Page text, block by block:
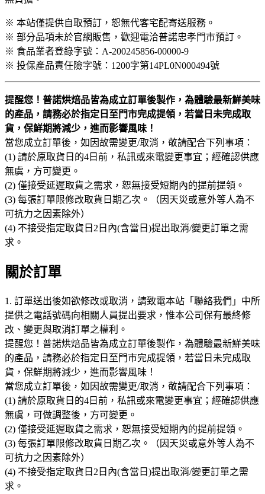
※ 本站僅提供自取預訂，恕無代客宅配寄送服務。
※ 部分品項未於官網販售，歡迎電洽普諾忠孝門市預訂。
※ 食品業者登錄字號：A-200245856-00000-9
※ 投保產品責任險字號：1200字第14PL0N000494號
提醒您！普諾烘焙品皆為成立訂單後製作，為體驗最新鮮美味
的產品，請務必於指定日至門市完成提領，若當日未完成取
貨，保鮮期將減少，進而影響風味！
當您成立訂單後，如因故需變更/取消，敬請配合下列事項：
(1) 請於原取貨日的4日前，私訊或來電變更事宜；經確認供應
無虞，方可變更。
(2) 僅接受延遲取貨之需求，恕無接受短期內的提前提領。
(3) 每張訂單限修改取貨日期乙次。（因天災或意外等人為不
可抗力之因素除外）
(4) 不接受指定取貨日2日內(含當日)提出取消/變更訂單之需
求。
關於訂單
1. 訂單送出後如欲修改或取消，請致電本站「聯絡我們」中所
提供之電話號碼向相關人員提出要求，惟本公司保有最終修
改、變更與取消訂單之權利。
提醒您！普諾烘焙品皆為成立訂單後製作，為體驗最新鮮美味
的產品，請務必於指定日至門市完成提領，若當日未完成取
貨，保鮮期將減少，進而影響風味！
當您成立訂單後，如因故需變更/取消，敬請配合下列事項：
(1) 請於原取貨日的4日前，私訊或來電變更事宜；經確認供應
無虞，可做調整後，方可變更。
(2) 僅接受延遲取貨之需求，恕無接受短期內的提前提領。
(3) 每張訂單限修改取貨日期乙次。（因天災或意外等人為不
可抗力之因素除外）
(4) 不接受指定取貨日2日內(含當日)提出取消/變更訂單之需
求。